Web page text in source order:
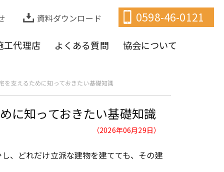
資料ダウンロード 0598-46-0121
工代理店 よくある質問 協会について
を支えるために知っておきたい基礎知識
に知っておきたい基礎知識
（2026年06月29日）
、どれだけ立派な建物を建てても、その建